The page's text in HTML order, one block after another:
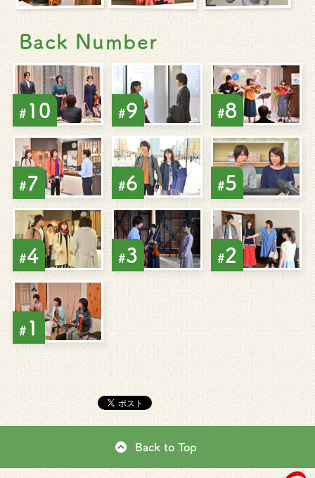
Back Number
# 10 #9 #8
#7 #6 #5
#4 #3 #2
# 1
Back to Top